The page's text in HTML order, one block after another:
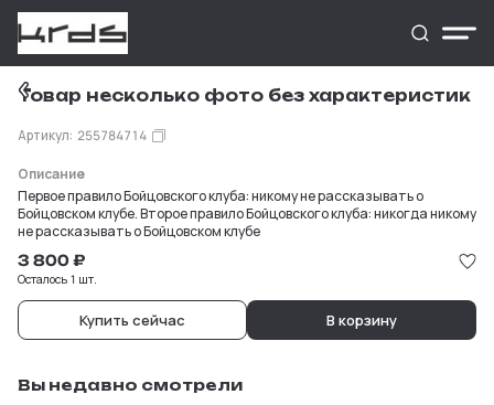
Товар несколько фото без характеристик
Артикул: 255784714
Описание
Первое правило Бойцовского клуба: никому не рассказывать о
Бойцовском клубе. Второе правило Бойцовского клуба: никогда никому
не рассказывать о Бойцовском клубе
3 800₽
Осталось 1 шт.
Купить сейчас В корзину
Вы недавно смотрели